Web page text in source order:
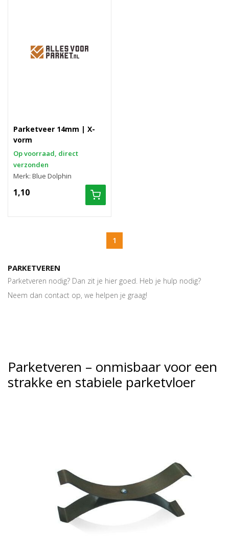
Parketveer 14mm | X-
vorm
Op voorraad, direct
verzonden
Merk: Blue Dolphin
1,10
1
PARKETVEREN
Parketveren nodig? Dan zit je hier goed. Heb je hulp nodig?
Neem dan contact op, we helpen je graag!
Parketveren – onmisbaar voor een
strakke en stabiele parketvloer